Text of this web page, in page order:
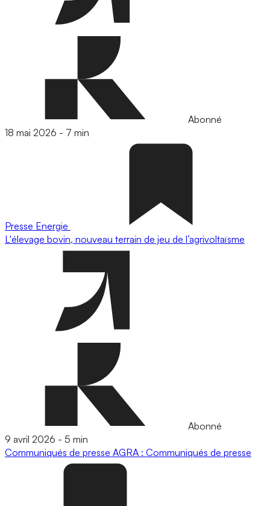
Abonné
18 mai 2026 - 7 min
Presse Energie
L'élevage bovin, nouveau terrain de jeu de l’agrivoltaïsme
Abonné
9 avril 2026 - 5 min
Communiqués de presse AGRA : Communiqués de presse